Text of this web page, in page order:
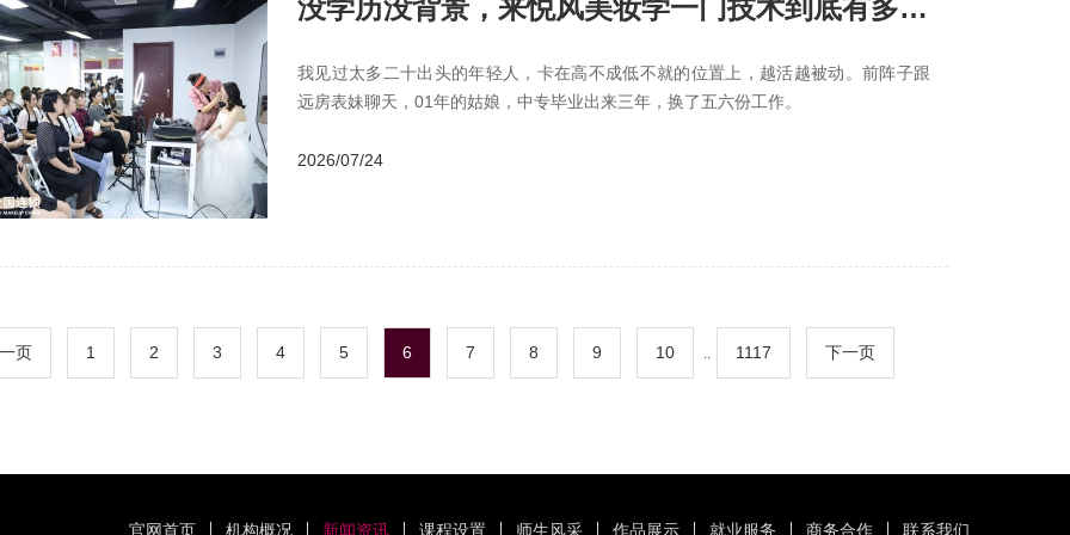
没学历没背景，来悦风美妆学一门技术到底有多重
我见过太多二十出头的年轻人，卡在高不成低不就的位置上，越活越被动。前阵子跟
远房表妹聊天，01年的姑娘，中专毕业出来三年，换了五六份工作。
2026/07/24
页 1 2 3 4 5 6 7 8 9 10 .. 1117 下一页
官网首页 机构概况 新闻资讯 课程设置 师生风采 作品展示 就业服务 商务合作 联系我们